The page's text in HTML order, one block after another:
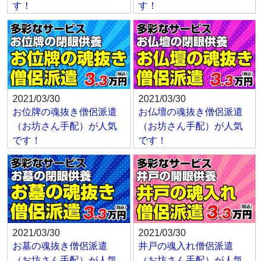
す！
す！
2021/03/30
お位牌の魂抜き僧侶派遣
（お坊さん手配）が人気
です！
2021/03/30
お仏壇の魂抜き僧侶派遣
（お坊さん手配）が人気
です！
2021/03/30
お墓の魂抜き僧侶派遣
2021/03/30
井戸の魂入れ僧侶派遣